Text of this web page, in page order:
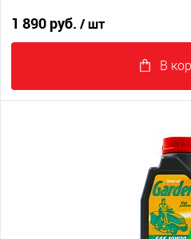
1 890 руб. / шт
В